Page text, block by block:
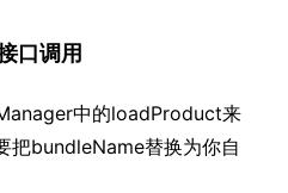
口调用
中的loadProduct来
把bundleName替换为你自